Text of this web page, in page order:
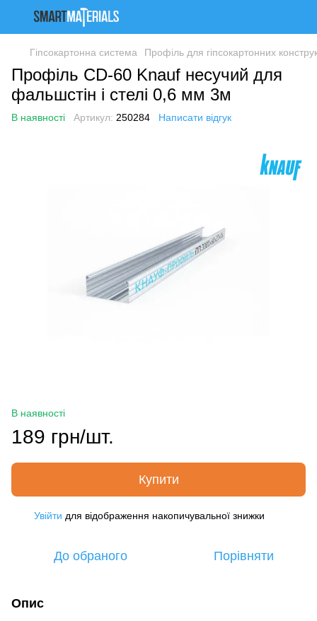
Гіпсокартонна система Профіль для гіпсокартонних
Профіль CD-60 Knauf несучий для
фальшстін і стелі 0,6 мм 3м
В наявності Артикул: 250284 Написати відгук
В наявності
189 грн/шт.
Купити
Увійти для відображення накопичувальної знижки
До обраного Порівняти
Опис